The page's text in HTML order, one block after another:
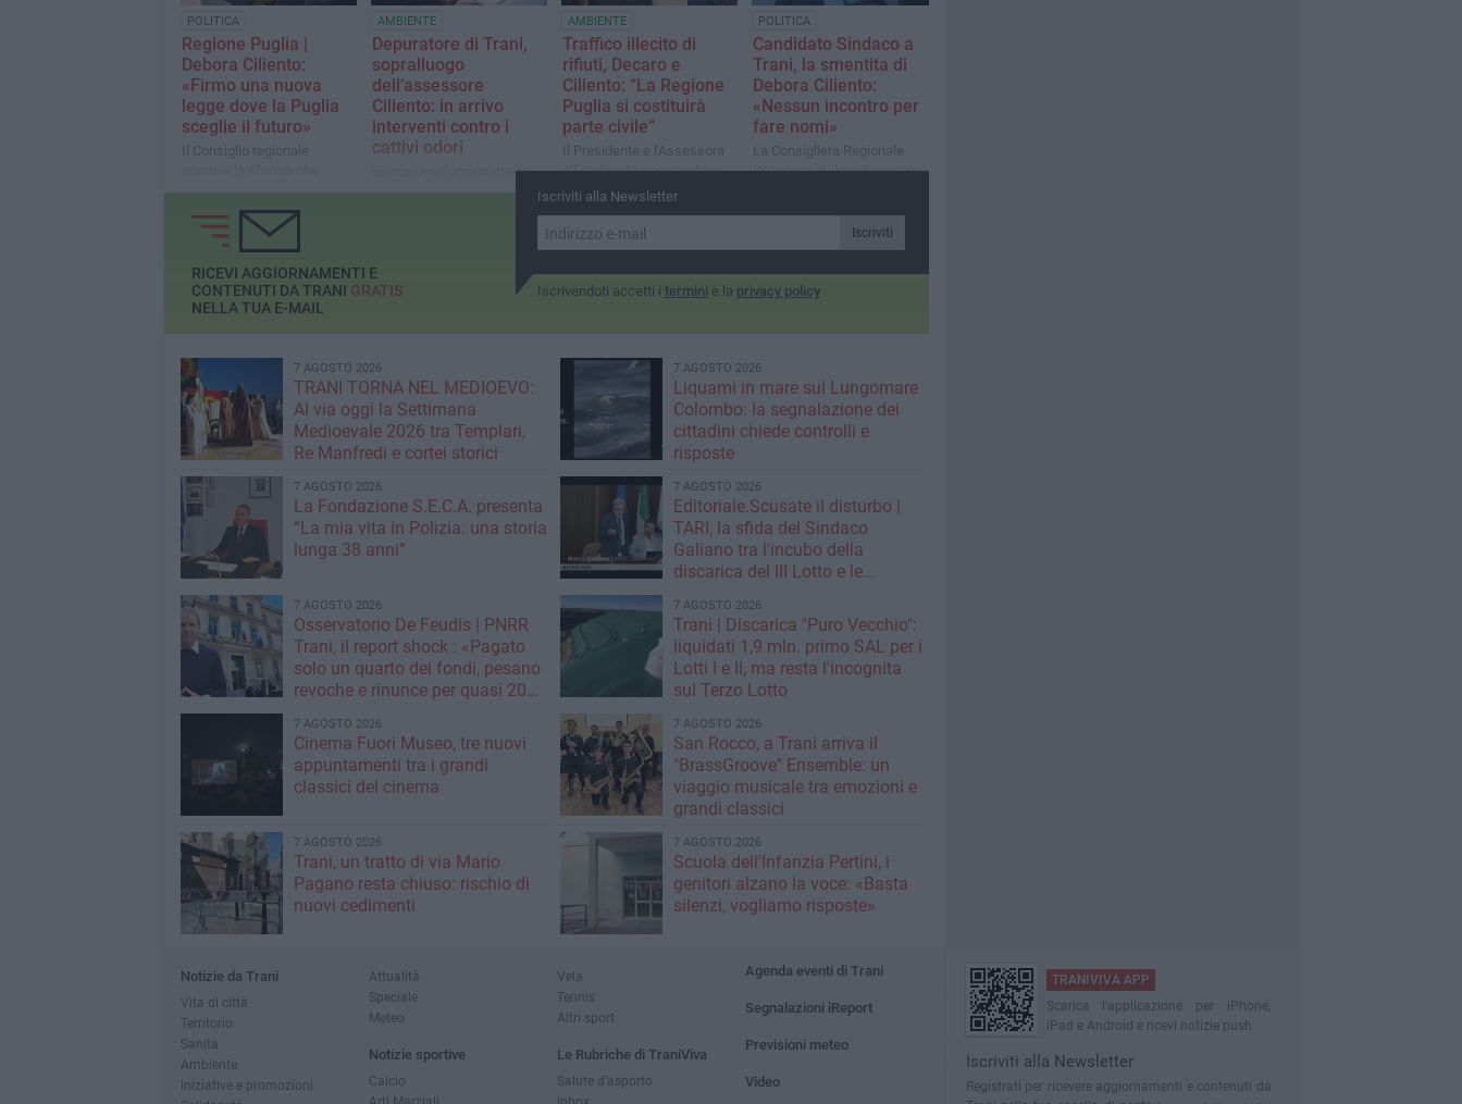
emigrare
POLITICA
Regione Puglia |
Debora Ciliento:
«Firmo una nuova
legge dove la Puglia
sceglie il futuro»
Il Consiglio regionale
introduce la valutazione di
impatto generazionale e di
genere negli atti della
Regione. L'assessora: «Un
passo concreto verso una
Puglia più equa, sostenibile
e inclusiva».
AMBIENTE
Depuratore di Trani,
sopralluogo
dell’assessore
Ciliento: in arrivo
interventi contro i
cattivi odori
Esclusi malfunzionamenti
dell’impianto, previste opere
AMBIENTE
Traffico illecito di
rifiuti, Decaro e
Ciliento: “La Regione
Puglia si costituirà
parte civile”
Il Presidente e l'Assessora
all’Ambiente commentano
l'operazione di DDA e
durissimo alla criminalità.
Atto doveroso per difendere
POLITICA
Candidato Sindaco a
Trani, la smentita di
Debora Ciliento:
«Nessun incontro per
fare nomi»
La Consigliera Regionale
interviene sulle indiscrezioni
nel tavolo del centrosinistra,
ma smentisco i vertici citati
Iscriviti alla Newsletter
Iscriviti
Iscrivendoti accetti i termini e la privacy policy
RICEVI AGGIORNAMENTI E
CONTENUTI DA TRANI GRATIS
NELLA TUA E-MAIL
7 AGOSTO 2026
TRANI TORNA NEL MEDIOEVO:
Al via oggi la Settimana
Medioevale 2026 tra Templari,
Re Manfredi e cortei storici
7 AGOSTO 2026
Liquami in mare sul Lungomare
Colombo: la segnalazione dei
cittadini chiede controlli e
risposte
7 AGOSTO 2026
La Fondazione S.E.C.A. presenta
“La mia vita in Polizia: una storia
lunga 38 anni”
7 AGOSTO 2026
Editoriale.Scusate il disturbo |
TARI, la sfida del Sindaco
Galiano tra l'incubo della
discarica del III Lotto e le
rifiuti
7 AGOSTO 2026
Osservatorio De Feudis | PNRR
Trani, il report shock : «Pagato
solo un quarto dei fondi, pesano
revoche e rinunce per quasi 20
7 AGOSTO 2026
Trani | Discarica "Puro Vecchio":
liquidati 1,9 mln. primo SAL per i
Lotti I e II, ma resta l'incognita
sul Terzo Lotto
7 AGOSTO 2026
Cinema Fuori Museo, tre nuovi
appuntamenti tra i grandi
classici del cinema
7 AGOSTO 2026
San Rocco, a Trani arriva il
"BrassGroove" Ensemble: un
viaggio musicale tra emozioni e
grandi classici
7 AGOSTO 2026
Trani, un tratto di via Mario
Pagano resta chiuso: rischio di
nuovi cedimenti
7 AGOSTO 2026
Scuola dell'Infanzia Pertini, i
genitori alzano la voce: «Basta
silenzi, vogliamo risposte»
Notizie da Trani
Vita di città
Territorio
Sanità
Ambiente
Iniziative e promozioni
Attualità
Speciale
Meteo
Notizie sportive
Calcio
Vela
Tennis
Altri sport
Le Rubriche di TraniViva
Salute d’asporto
Agenda eventi di Trani
Segnalazioni iReport
Previsioni meteo
Video
TRANIVIVA APP
Scarica l'applicazione per iPhone,
iPad e Android e ricevi notizie push
Iscriviti alla Newsletter
Registrati per ricevere aggiornamenti e contenuti da